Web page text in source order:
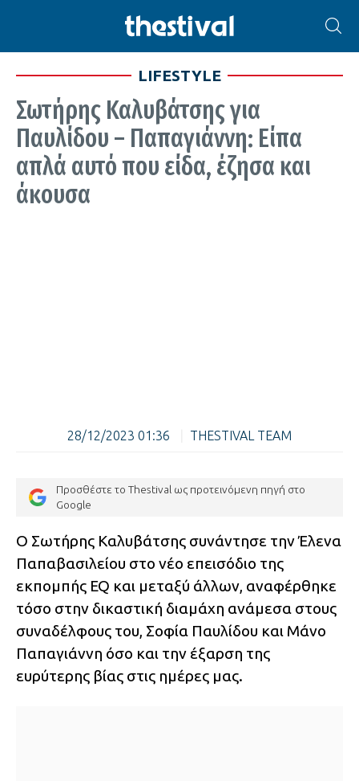
LIFESTYLE
Σωτήρης Καλυβάτσης για
Παυλίδου – Παπαγιάννη: Είπα
απλά αυτό που είδα, έζησα και
άκουσα
28/12/2023 01:36 THESTIVAL TEAM
Προσθέστε το Thestival ως προτεινόμενη πηγή στο
Google
Ο Σωτήρης Καλυβάτσης συνάντησε την Έλενα
Παπαβασιλείου στο νέο επεισόδιο της
εκπομπής EQ και μεταξύ άλλων, αναφέρθηκε
τόσο στην δικαστική διαμάχη ανάμεσα στους
συναδέλφους του, Σοφία Παυλίδου και Μάνο
Παπαγιάννη όσο και την έξαρση της
ευρύτερης βίας στις ημέρες μας.